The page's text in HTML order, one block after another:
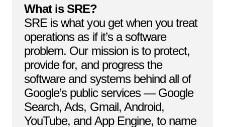
What is SRE?
SRE is what you get when you treat
operations as if it’s a software
problem. Our mission is to protect,
provide for, and progress the
software and systems behind all of
Google’s public services — Google
Search, Ads, Gmail, Android,
YouTube, and App Engine, to name